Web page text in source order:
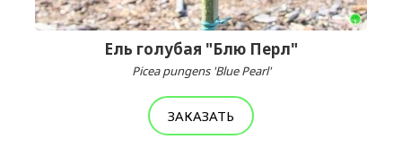
Ель голубая "Блю Перл"
Picea pungens 'Blue Pearl'
ЗАКАЗАТЬ